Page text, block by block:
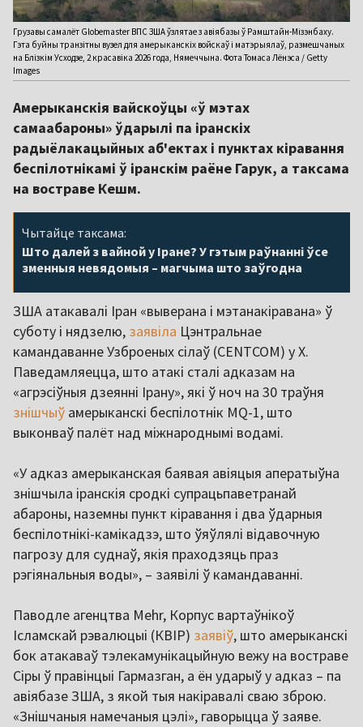
Грузавы самалёт Globemaster ВПС ЗША ўзлятае з авіябазы ў Рамштайн-Мізэнбаху.
Гэта буйны транзітны вузел для амерыканскіх войскаў і матэрыялаў, размешчаных
на Блізкім Усходзе, 2 красавіка 2026 года, Нямеччына. Фота Томаса Лёнэса / Getty
Images
Амерыканскія вайскоўцы «ў мэтах
самаабароны» ўдарылі па іранскіх
радыёлакацыйных аб'ектах і пунктах кіравання
беспілотнікамі ў іранскім раёне Гарук, а таксама
на востраве Кешм.
Чытайце таксама:
Што далей з вайной у Іране? У гэтым раўнанні ўсе
зменныя невядомыя – магчыма што заўгодна
ЗША атакавалі Іран «выверана і мэтанакіравана» ў
суботу і нядзелю, заявіла Цэнтральнае
камандаванне Узброеных сілаў (CENTCOM) у Х.
Паведамляецца, што атакі сталі адказам на
«агрэсіўныя дзеянні Ірану», які ў ноч на 30 траўня
знішчыў амерыканскі беспілотнік MQ-1, што
выконваў палёт над міжнароднымі водамі.
«У адказ амерыканская баявая авіяцыя аператыўна
знішчыла іранскія сродкі супрацьпаветранай
абароны, наземны пункт кіравання і два ўдарныя
беспілотнікі-камікадзэ, што ўяўлялі відавочную
пагрозу для суднаў, якія праходзяць праз
рэгіянальныя воды», – заявілі ў камандаванні.
Паводле агенцтва Mehr, Корпус вартаўнікоў
Ісламскай рэвалюцыі (КВІР) заявіў, што амерыканскі
бок атакаваў тэлекамунікацыйную вежу на востраве
Сіры ў правінцыі Гармазган, а ён ударыў у адказ – па
авіябазе ЗША, з якой тыя накіравалі сваю зброю.
«Знішчаныя намечаныя цэлі», гаворыцца ў заяве.